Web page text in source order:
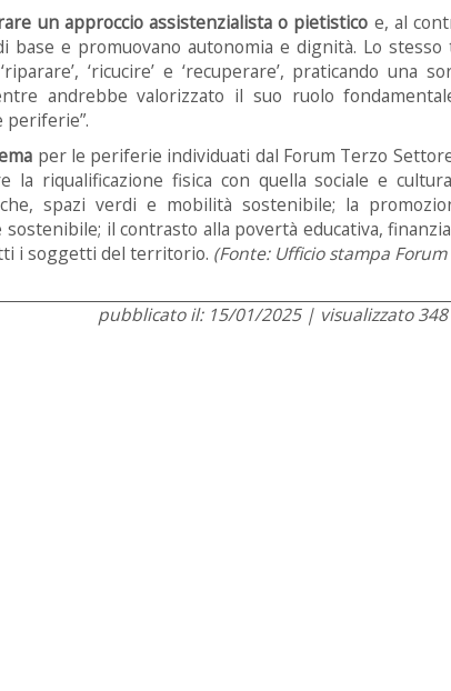
un approccio assistenzialista o pietistico e, al
e promuovano autonomia e dignità. Lo stesso
‘ricucire’ e ‘recuperare’, praticando una
andrebbe valorizzato il suo ruolo
periferie”.
per le periferie individuati dal Forum Terzo
riqualificazione fisica con quella sociale e
spazi verdi e mobilità sostenibile; la
il contrasto alla povertà educativa,
i soggetti del territorio. (Fonte: Ufficio stampa
pubblicato il: 15/01/2025 | visualizzato